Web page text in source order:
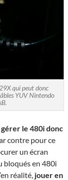
qui peut donc
YUV Nintendo
le 480i donc
contre pour ce
un écran
bloqués en 480i
réalité, jouer en